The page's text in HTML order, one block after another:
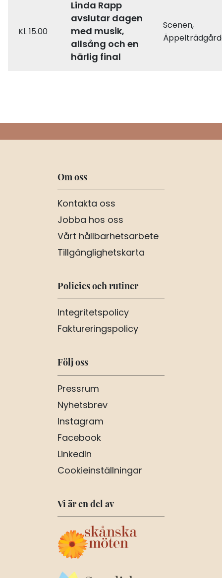
Kl. 15.00
Linda Rapp
avslutar dagen
med musik,
allsång och en
härlig final
Scenen,
Om oss
Kontakta oss
Jobba hos oss
Vårt hållbarhetsarbete
Tillgänglighetskarta
Policies och rutiner
Integritetspolicy
Faktureringspolicy
Följ oss
Pressrum
Nyhetsbrev
Instagram
Facebook
LinkedIn
Cookieinställningar
Vi är en del av